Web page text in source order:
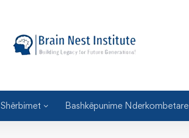
Shërbimet Bashkëpunime Nderkombetare